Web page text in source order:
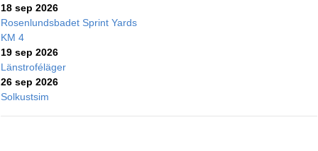
18 sep 2026
Rosenlundsbadet Sprint Yards
KM 4
19 sep 2026
Länstroféläger
26 sep 2026
Solkustsim